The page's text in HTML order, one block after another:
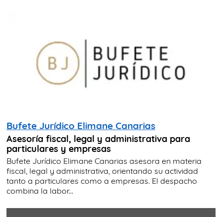
Bufete Jurídico Elimane Canarias
Asesoría fiscal, legal y administrativa para
particulares y empresas
Bufete Jurídico Elimane Canarias asesora en materia
fiscal, legal y administrativa, orientando su actividad
tanto a particulares como a empresas. El despacho
combina la labor...